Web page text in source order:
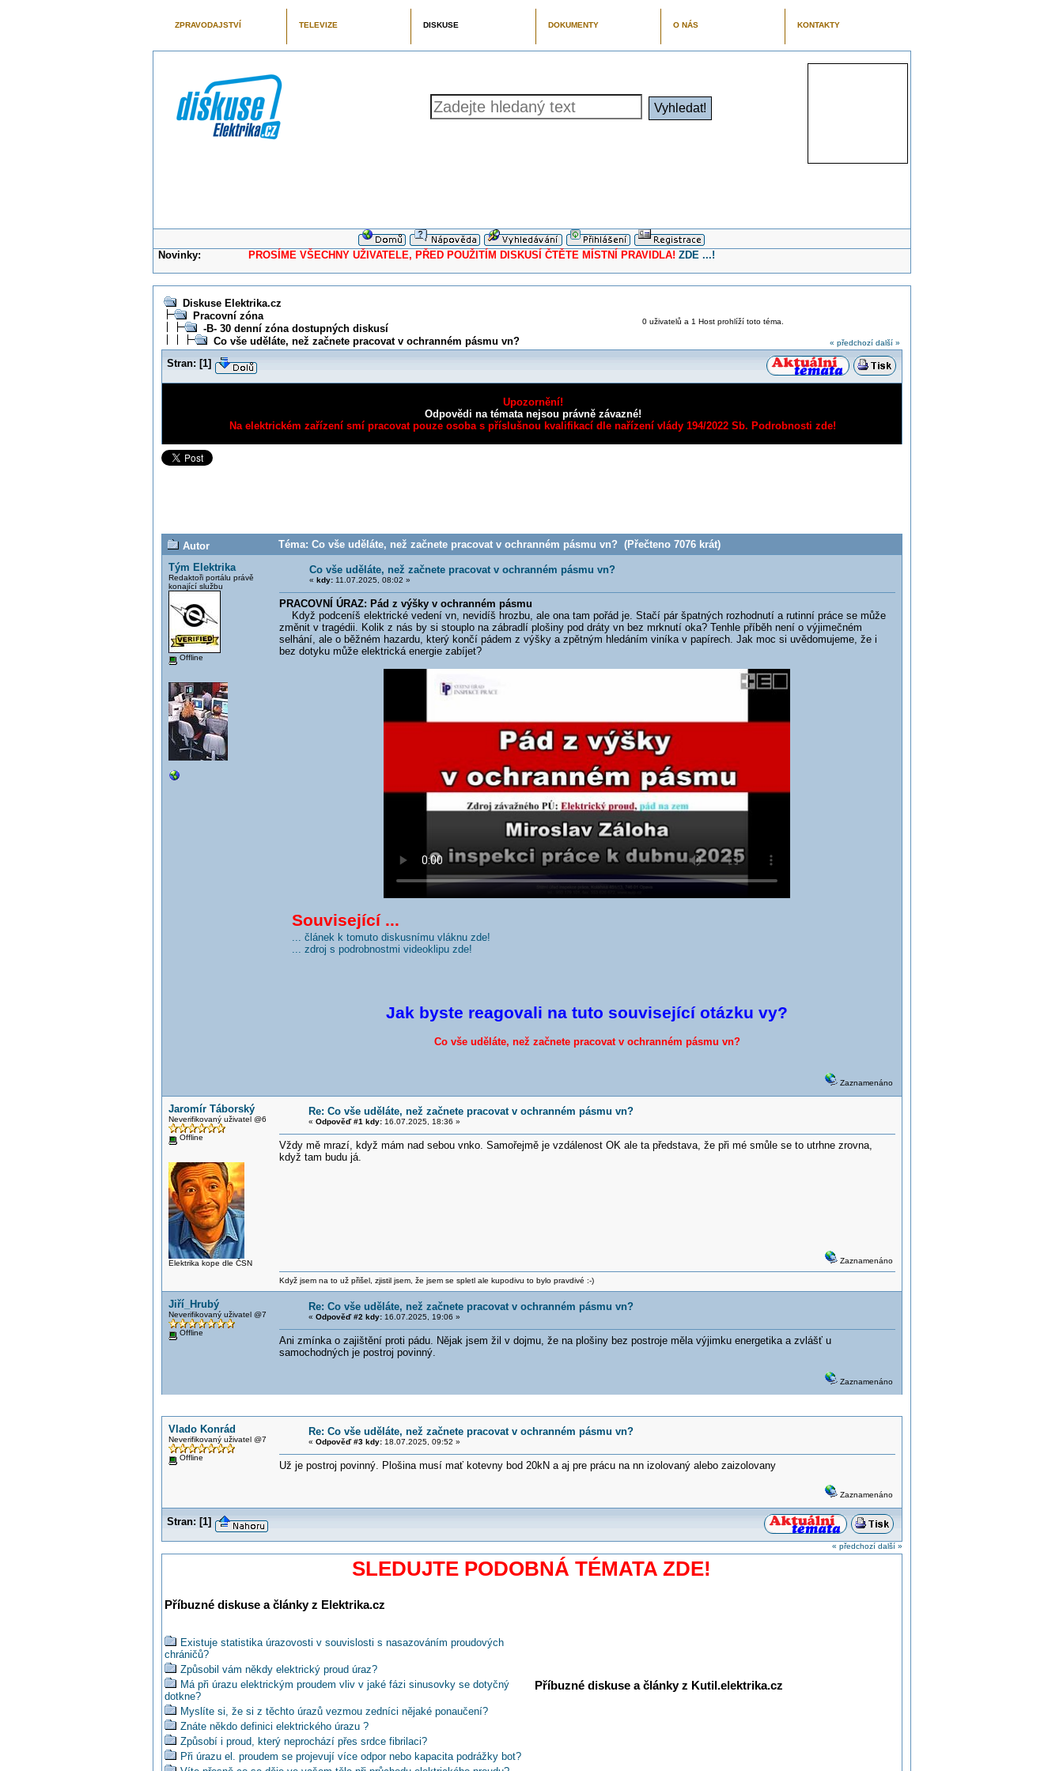
ZPRAVODAJSTVÍ TELEVIZE DISKUSE DOKUMENTY O NÁS KONTAKTY
Novinky: PROSÍME VŠECHNY UŽIVATELE, PŘED POUŽITÍM DISKUSÍ ČTĚTE MÍSTNÍ PRAVIDLA! ZDE ...!
Diskuse Elektrika.cz
Pracovní zóna
-B- 30 denní zóna dostupných diskusí
Co vše uděláte, než začnete pracovat v ochranném pásmu vn?
0 uživatelů a 1 Host prohlíží toto téma.
« předchozí další »
Stran: [1]
Upozornění!
Odpovědi na témata nejsou právně závazné!
Na elektrickém zařízení smí pracovat pouze osoba s příslušnou kvalifikací dle nařízení vlády 194/2022 Sb. Podrobnosti zde!
Autor
Téma: Co vše uděláte, než začnete pracovat v ochranném pásmu vn? (Přečteno 7076 krát)
Tým Elektrika
Redaktoři portálu právě
konající službu
Offline
Co vše uděláte, než začnete pracovat v ochranném pásmu vn?
« kdy:11.07.2025, 08:02 »
PRACOVNÍ ÚRAZ: Pád z výšky v ochranném pásmu
Když podceníš elektrické vedení vn, nevidíš hrozbu, ale ona tam pořád je. Stačí pár špatných rozhodnutí a rutinní práce se může
změnit v tragédii. Kolik z nás by si stouplo na zábradlí plošiny pod dráty vn bez mrknutí oka? Tenhle příběh není o výjimečném
selhání, ale o běžném hazardu, který končí pádem z výšky a zpětným hledáním viníka v papírech. Jak moc si uvědomujeme, že i
bez dotyku může elektrická energie zabíjet?
Související ...
... článek k tomuto diskusnímu vláknu zde!
... zdroj s podrobnostmi videoklipu zde!
Jak byste reagovali na tuto související otázku vy?
Co vše uděláte, než začnete pracovat v ochranném pásmu vn?
Zaznamenáno
Jaromír Táborský
Neverifikovaný uživatel @6
Offline
Elektrika kope dle ČSN
Re: Co vše uděláte, než začnete pracovat v ochranném pásmu vn?
« Odpověď #1 kdy:16.07.2025, 18:36 »
Vždy mě mrazí, když mám nad sebou vnko. Samořejmě je vzdálenost OK ale ta představa, že při mé smůle se to utrhne zrovna,
když tam budu já.
Zaznamenáno
Když jsem na to už přišel, zjistil jsem, že jsem se spletl ale kupodivu to bylo pravdivé :-)
Jiří_Hrubý
Neverifikovaný uživatel @7
Offline
Re: Co vše uděláte, než začnete pracovat v ochranném pásmu vn?
« Odpověď #2 kdy:16.07.2025, 19:06 »
Ani zmínka o zajištění proti pádu. Nějak jsem žil v dojmu, že na plošiny bez postroje měla výjimku energetika a zvlášť u
samochodných je postroj povinný.
Zaznamenáno
Vlado Konrád
Neverifikovaný uživatel @7
Offline
Re: Co vše uděláte, než začnete pracovat v ochranném pásmu vn?
« Odpověď #3 kdy:18.07.2025, 09:52 »
Už je postroj povinný. Plošina musí mať kotevny bod 20kN a aj pre prácu na nn izolovaný alebo zaizolovany
Zaznamenáno
Stran: [1]
« předchozí další »
SLEDUJTE PODOBNÁ TÉMATA ZDE!
Příbuzné diskuse a články z Elektrika.cz
Existuje statistika úrazovosti v souvislosti s nasazováním proudových
chráničů?
Způsobil vám někdy elektrický proud úraz?
Má při úrazu elektrickým proudem vliv v jaké fázi sinusovky se dotyčný
dotkne?
Myslíte si, že si z těchto úrazů vezmou zedníci nějaké ponaučení?
Znáte někdo definici elektrického úrazu ?
Způsobí i proud, který neprochází přes srdce fibrilaci?
Při úrazu el. proudem se projevují více odpor nebo kapacita podrážky bot?
Příbuzné diskuse a články z Kutil.elektrika.cz